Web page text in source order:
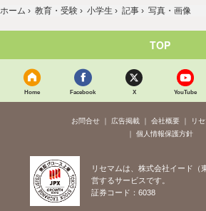
ホーム › 教育・受験 › 小学生 › 記事 › 写真・画像
TOP
Home Facebook X YouTube
お問合せ 広告掲載 会社概要
リ
個人情報保護方針
リセマムは、株式会社イード（
営するサービスです。
証券コード：6038